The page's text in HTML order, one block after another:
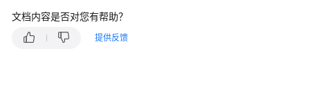
其
他
文档内容是否对您有帮助？
提供反馈